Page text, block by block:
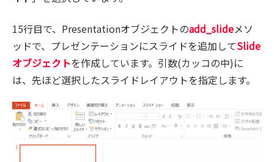
15行目で、Presentationオブジェクトのadd_slideメソ
ッドで、プレゼンテーションにスライドを追加してSlide
オブジェクトを作成しています。引数(カッコの中)に
は、先ほど選択したスライドレイアウトを指定します。